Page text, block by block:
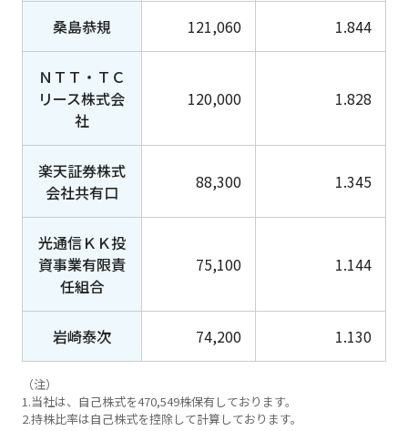
桑島恭規 121,060 1.844
ＮＴＴ・ＴＣ
リース株式会
社
120,000 1.828
楽天証券株式
会社共有口
88,300 1.345
光通信ＫＫ投
資事業有限責
任組合
75,100 1.144
岩崎泰次 74,200 1.130
（注）
1.当社は、自己株式を470,549株保有しております。
2.持株比率は自己株式を控除して計算しております。